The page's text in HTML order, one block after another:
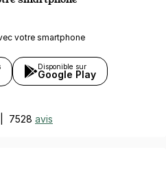
votre smartphone
Disponible sur
Google Play
7528 avis